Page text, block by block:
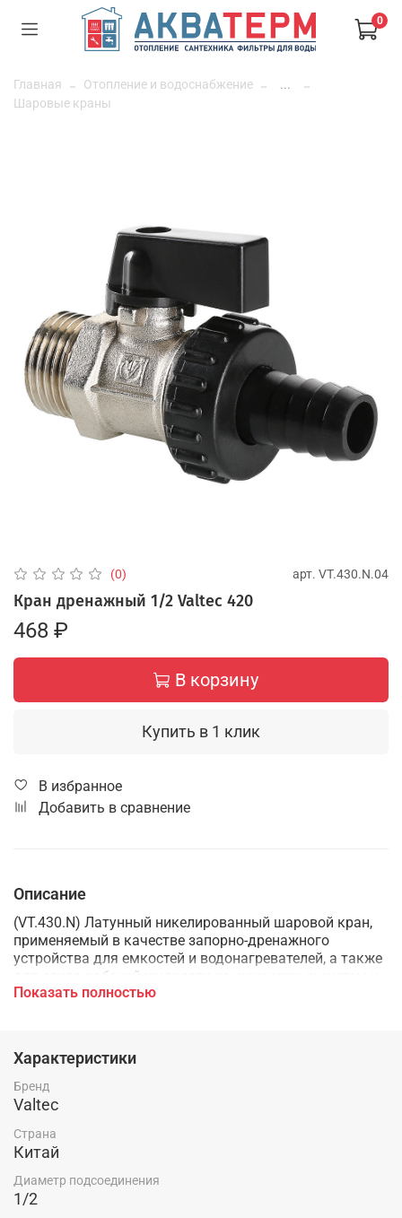
0
Главная Отопление и водоснабжение
...
Шаровые краны
(0) арт. VT.430.N.04
Кран дренажный 1/2 Valtec 420
468 ₽
В корзину
Купить в 1 клик
В избранное
Добавить в сравнение
Описание
(VT.430.N) Латунный никелированный шаровой кран,
применяемый в качестве запорно-дренажного
устройства для емкостей и водонагревателей, а также
для слива рабочей жидкости из инженерных систем и
технологических установок. Оснащен пластиковой
4 тыс. циклов.
Показать полностью
Характеристики
Бренд
Valtec
Страна
Китай
Диаметр подсоединения
1/2